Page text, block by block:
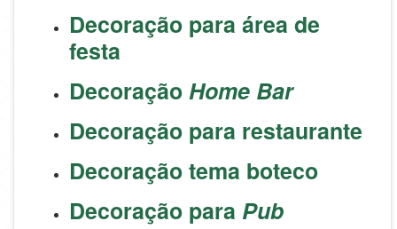
Decoração para área de
festa
DecoraçãoHome Bar
Decoração para restaurante
Decoração tema boteco
Decoração para Pub